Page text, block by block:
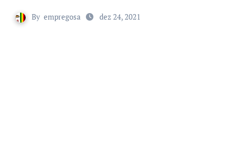
By empregosa dez 24, 2021